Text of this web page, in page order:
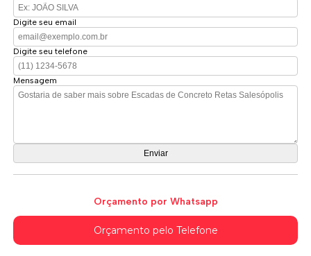
Digite seu email
Digite seu telefone
Mensagem
Orçamento por Whatsapp
Orçamento pelo Telefone